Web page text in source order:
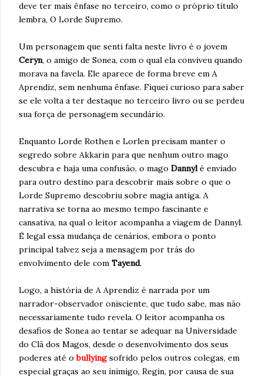
deve ter mais ênfase no terceiro, como o próprio título
lembra, O Lorde Supremo.
Um personagem que senti falta neste livro é o jovem
Ceryn, o amigo de Sonea, com o qual ela conviveu quando
morava na favela. Ele aparece de forma breve em A
Aprendiz, sem nenhuma ênfase. Fiquei curioso para saber
se ele volta a ter destaque no terceiro livro ou se perdeu
sua força de personagem secundário.
Enquanto Lorde Rothen e Lorlen precisam manter o
segredo sobre Akkarin para que nenhum outro mago
descubra e haja uma confusão, o mago Dannylé enviado
para outro destino para descobrir mais sobre o que o
Lorde Supremo descobriu sobre magia antiga. A
narrativa se torna ao mesmo tempo fascinante e
cansativa, na qual o leitor acompanha a viagem de Dannyl.
É legal essa mudança de cenários, embora o ponto
principal talvez seja a mensagem por trás do
envolvimento dele com Tayend.
Logo, a história de A Aprendiz é narrada por um
narrador-observador onisciente, que tudo sabe, mas não
necessariamente tudo revela. O leitor acompanha os
desafios de Sonea ao tentar se adequar na Universidade
do Clã dos Magos, desde o desenvolvimento dos seus
poderes até obullyingsofrido pelos outros colegas, em
especial graças ao seu inimigo, Regin, por causa de sua